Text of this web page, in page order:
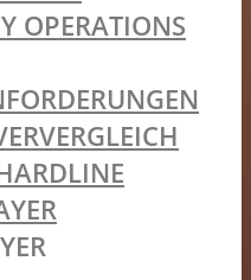
OPERATIONS